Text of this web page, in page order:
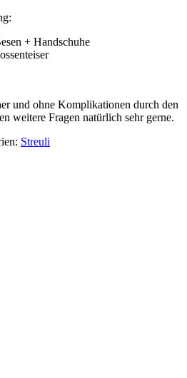
+ Handschuhe
und ohne Komplikationen durch den
weitere Fragen natürlich sehr gerne.
Streuli